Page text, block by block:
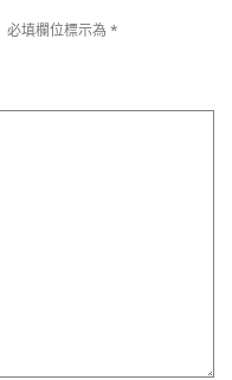
必填欄位標示為 *